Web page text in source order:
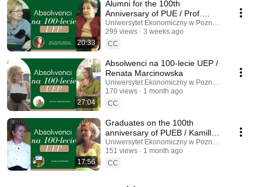
20:33
Alumni for the 100th
Anniversary of PUE / Prof.
Wiesława Przybylska-
Kapuścińska, PhD
Uniwersytet Ekonomiczny w Poznaniu
299 views
3 weeks ago
CC
27:04
Absolwenci na 100-lecie UEP /
Renata Marcinowska
Uniwersytet Ekonomiczny w Poznaniu
170 views
1 month ago
CC
17:56
Graduates on the 100th
anniversary of PUEB / Kamilla
Gorajska
Uniwersytet Ekonomiczny w Poznaniu
151 views
1 month ago
CC